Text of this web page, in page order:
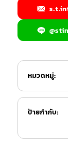
หมวดหมู่:
ป้ายกำกับ: